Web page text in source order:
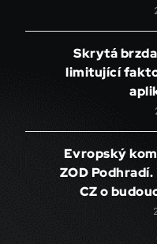
Skrytá
limitující
Evropský
ZOD
CZ o